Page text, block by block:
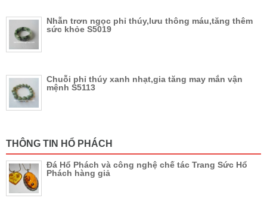
Nhẫn trơn ngọc phỉ thúy,lưu thông máu,tăng thêm
sức khỏe S5019
Chuỗi phỉ thúy xanh nhạt,gia tăng may mắn vận
mệnh S5113
THÔNG TIN HỔ PHÁCH
Đá Hổ Phách và công nghệ chế tác Trang Sức Hổ
Phách hàng giả